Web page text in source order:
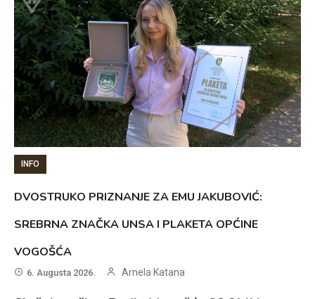
INFO
DVOSTRUKO PRIZNANJE ZA EMU JAKUBOVIĆ:
SREBRNA ZNAČKA UNSA I PLAKETA OPĆINE
VOGOŠĆA
6. Augusta 2026. Arnela Katana